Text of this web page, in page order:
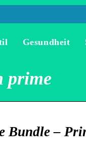
Gesundheit
prime
Bundle –